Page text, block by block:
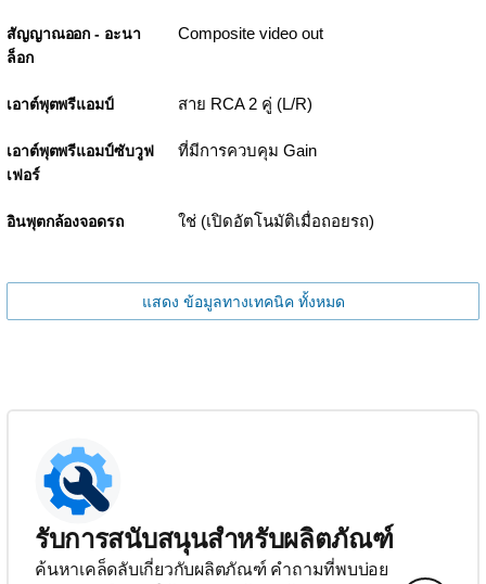
สัญญาณออก - อะนา
ล็อก
Composite video out
เอาต์พุตพรีแอมป์ สาย RCA 2 คู่ (L/R)
เอาต์พุตพรีแอมป์ซับวูฟ
เฟอร์
ที่มีการควบคุม Gain
อินพุตกล้องจอดรถ ใช่ (เปิดอัตโนมัติเมื่อถอยรถ)
แสดง ข้อมูลทางเทคนิค ทั้งหมด
รับการสนับสนุนสำหรับผลิตภัณฑ์
ค้นหาเคล็ดลับเกี่ยวกับผลิตภัณฑ์ คำถามที่พบบ่อย